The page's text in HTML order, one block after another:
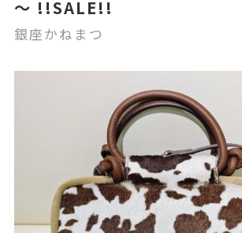
～ !!SALE!!
銀座かねまつ